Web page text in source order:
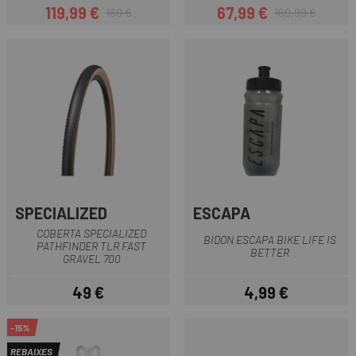
Preu
119,99 €Preu regular
160 €
Preu
67,99 €Preu regular
169,99 €
SPECIALIZED
COBERTA SPECIALIZED
PATHFINDER TLR FAST
GRAVEL 700
Preu
49 €
ESCAPA
BIDON ESCAPA BIKE LIFE IS
BETTER
Preu
4,99 €
-15%
REBAIXES